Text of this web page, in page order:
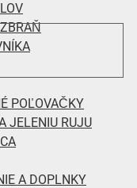
POĽOVAČKY
JELENIU RUJU
A DOPLNKY